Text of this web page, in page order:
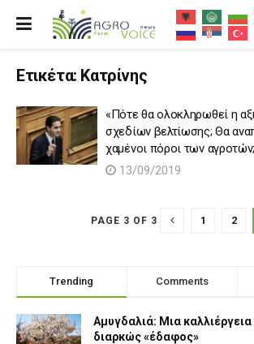
Ετικέτα: Κατρίνης
«Πότε θα ολοκληρωθεί η
σχεδίων βελτίωσης; Θα
χαμένοι πόροι των
13/09/2019
PAGE 3 OF 3 1 2
Trending Comments
Αμυγδαλιά: Μια καλλιέργεια
διαρκώς «έδαφος»